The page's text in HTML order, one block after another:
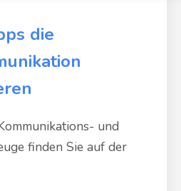
die
und
finden Sie auf der